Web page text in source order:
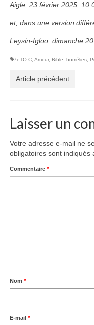
Aigle, 23 février 2025,
et, dans une version
Leysin-Igloo, dimanche
7eTO-C Amour, Bible homélies
Article précédent
Laisser un
Votre adresse e-mail ne
obligatoires sont indiqués
Commentaire *
Nom *
E-mail *